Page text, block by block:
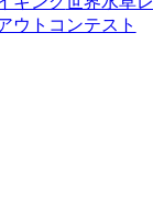
ウトコンテスト